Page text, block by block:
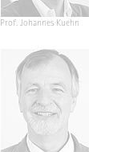
Prof. Johannes Kuehn